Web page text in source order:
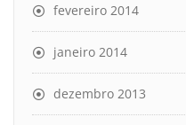
fevereiro 2014
janeiro 2014
dezembro 2013